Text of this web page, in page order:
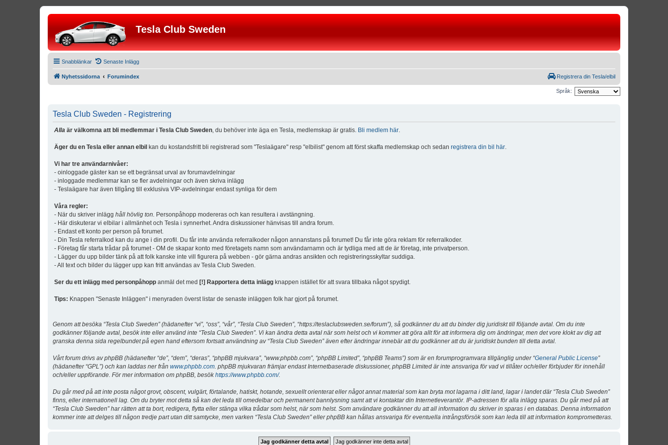
Tesla Club Sweden
Snabblänkar Senaste Inlägg
Nyhetssidorna Forumindex Registrera din Tesla/elbil
Språk:
Tesla Club Sweden - Registrering
Alla är välkomna att bli medlemmar i Tesla Club Sweden , du behöver inte äga en Tesla, medlemskap är gratis. Bli medlem här
Äger du en Tesla eller annan elbil kan du kostandsfritt bli registrerad som "Teslaägare" resp "elbilist" genom att först skaffa medlemskap och sedan registrera din bil här
Vi har tre användarnivåer:
- oinloggade gäster kan se ett begränsat urval av forumavdelningar
- inloggade medlemmar kan se fler avdelningar och även skriva inlägg
- Teslaägare har även tillgång till exklusiva VIP-avdelningar endast synliga för dem
Våra regler:
- När du skriver inlägg håll hövlig ton. Personpåhopp modereras och kan resultera i avstängning.
- Här diskuterar vi elbilar i allmänhet och Tesla i synnerhet. Andra diskussioner hänvisas till andra forum.
- Endast ett konto per person på forumet.
- Din Tesla referralkod kan du ange i din profil. Du får inte använda referralkoder någon annanstans på forumet! Du får inte göra reklam för referralkoder.
- Företag får starta trådar på forumet - OM de skapar konto med företagets namn som användarnamn och är tydliga med att de är företag, inte privatperson.
- Lägger du upp bilder tänk på att folk kanske inte vill figurera på webben - gör gärna andras ansikten och registreringsskyltar suddiga.
- All text och bilder du lägger upp kan fritt användas av Tesla Club Sweden.
Ser du ett inlägg med personpåhopp anmäl det med [!] Rapportera detta inlägg knappen istället för att svara tillbaka något spydigt.
Tips: Knappen "Senaste Inläggen" i menyraden överst listar de senaste inläggen folk har gjort på forumet.
Genom att besöka “Tesla Club Sweden” (hädanefter “vi”, “oss”, “vår”, “Tesla Club Sweden”, “https://teslaclubsweden.se/forum”), så godkänner du att du binder dig juridiskt till följande avtal. Om du inte
godkänner följande avtal, besök inte eller använd inte “Tesla Club Sweden”. Vi kan ändra detta avtal när som helst och vi kommer att göra allt för att informera dig om ändringar, men det vore klokt av dig att
granska denna sida regelbundet på egen hand eftersom fortsatt användning av “Tesla Club Sweden” även efter ändringar innebär att du godkänner att du är juridiskt bunden till detta avtal.
Vårt forum drivs av phpBB (hädanefter “de”, “dem”, “deras”, “phpBB mjukvara”, “www.phpbb.com”, “phpBB Limited”, “phpBB Teams”) som är en forumprogramvara tillgänglig under “General Public License”
(hädanefter “GPL”) och kan laddas ner från www.phpbb.com . phpBB mjukvaran främjar endast Internetbaserade diskussioner, phpBB Limited är inte ansvariga för vad vi tillåter och/eller förbjuder för innehåll
och/eller uppförande. För mer information om phpBB, besökhttps://www.phpbb.com/.
Du går med på att inte posta något grovt, obscent, vulgärt, förtalande, hatiskt, hotande, sexuellt orienterat eller något annat material som kan bryta mot lagarna i ditt land, lagar i landet där “Tesla Club Sweden”
finns, eller internationell lag. Om du bryter mot detta så kan det leda till omedelbar och permanent bannlysning samt att vi kontaktar din Internetleverantör. IP-adressen för alla inlägg sparas. Du går med på att
“Tesla Club Sweden” har rätten att ta bort, redigera, flytta eller stänga vilka trådar som helst, när som helst. Som användare godkänner du att all information du skriver in sparas i en databas. Denna information
kommer inte att delges till någon tredje part utan ditt samtycke, men varken “Tesla Club Sweden” eller phpBB kan hållas ansvariga för eventuella intrångsförsök som kan leda till att information komprometteras.